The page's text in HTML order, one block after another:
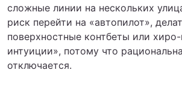
сложные линии на нескольких
риск перейти на «автопилот»,
поверхностные контбеты или
интуиции», потому что
отключается.